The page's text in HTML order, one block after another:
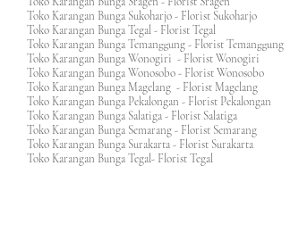
Toko Karangan Bunga Sukoharjo - Florist Sukoharjo
Toko Karangan Bunga Tegal - Florist Tegal
Toko Karangan Bunga Temanggung - Florist Temanggung
Toko Karangan Bunga Wonogiri - Florist Wonogiri
Toko Karangan Bunga Wonosobo - Florist Wonosobo
Toko Karangan Bunga Magelang - Florist Magelang
Toko Karangan Bunga Pekalongan - Florist Pekalongan
Toko Karangan Bunga Salatiga - Florist Salatiga
Toko Karangan Bunga Semarang - Florist Semarang
Toko Karangan Bunga Surakarta - Florist Surakarta
Toko Karangan Bunga Tegal- Florist Tegal